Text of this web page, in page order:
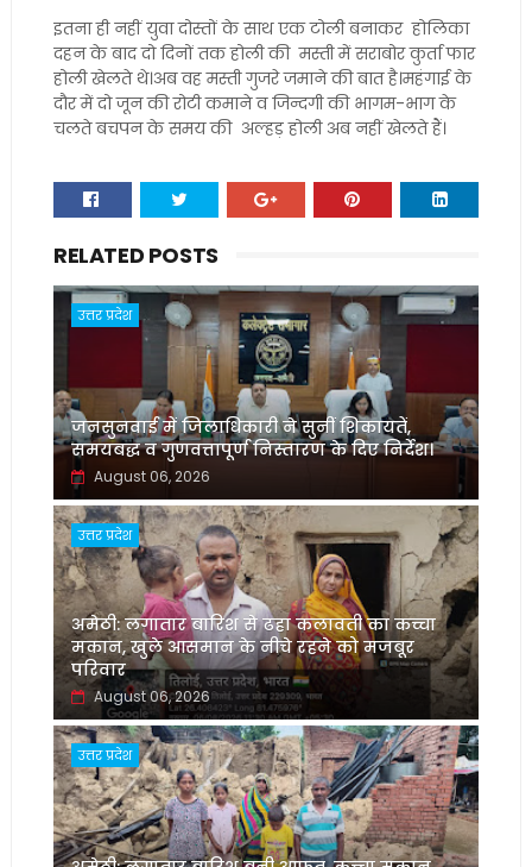
इतना ही नहीं युवा दोस्तों के साथ एक टोली बनाकर होलिका
दहन के बाद दो दिनों तक होली की मस्ती में सराबोर कुर्ता फार
होली खेलते थे।अब वह मस्ती गुजरे जमाने की बात है।महंगाई के
दौर में दो जून की रोटी कमाने व जिन्दगी की भागम-भाग के
चलते बचपन के समय की अल्हड़ होली अब नहीं खेलते हैं।
RELATED POSTS
उत्तर प्रदेश
जनसुनवाई में जिलाधिकारी ने सुनीं शिकायतें,
समयबद्ध व गुणवत्तापूर्ण निस्तारण के दिए निर्देश।
August 06, 2026
उत्तर प्रदेश
अमेठी: लगातार बारिश से ढहा कलावती का कच्चा
मकान, खुले आसमान के नीचे रहने को मजबूर
परिवार
August 06, 2026
उत्तर प्रदेश